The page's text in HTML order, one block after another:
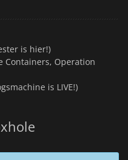
is hier!)
Containers, Operation
is LIVE!)